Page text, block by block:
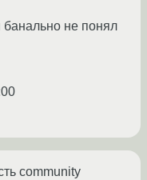
не понял
community